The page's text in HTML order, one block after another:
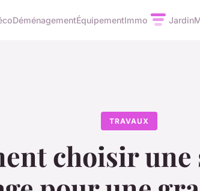
DéménagementÉquipementImmo Jardin
TRAVAUX
choisir